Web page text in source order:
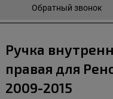
Обратный звонок
Ручка
правая для
2009-2015